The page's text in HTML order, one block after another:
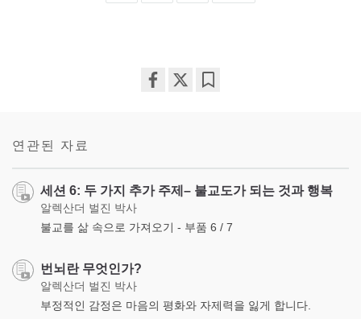
연관된 자료
세션 6: 두 가지 추가 주제– 불교도가 되는 것과 행복
알렉산더 벌진 박사
불교를 삶 속으로 가져오기 - 부품 6 / 7
번뇌란 무엇인가?
알렉산더 벌진 박사
부정적인 감정은 마음의 평화와 자제력을 잃게 합니다.